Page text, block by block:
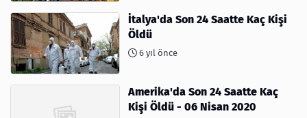
İtalya'da Son 24 Saatte Kaç Kişi
Öldü
6 yıl önce
Amerika'da Son 24 Saatte Kaç
Kişi Öldü - 06 Nisan 2020